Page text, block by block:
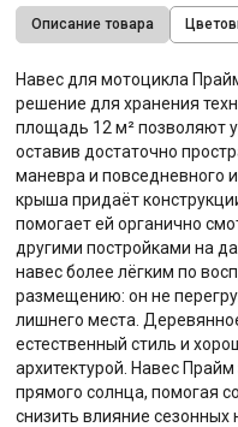
Описание товара
Навес для мотоцикла
решение для хранения
площадь 12 м² позволяют
оставив достаточно
маневра и повседневного
крыша придаёт
помогает ей органично
другими постройками на
навес более лёгким по
размещению: он не
лишнего места.
естественный стиль и
архитектурой. Навес
прямого солнца, помогая
снизить влияние сезонных